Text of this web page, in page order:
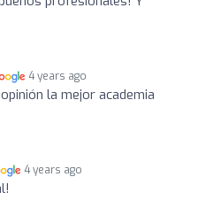
4 years ago
la mejor academia
4 years ago